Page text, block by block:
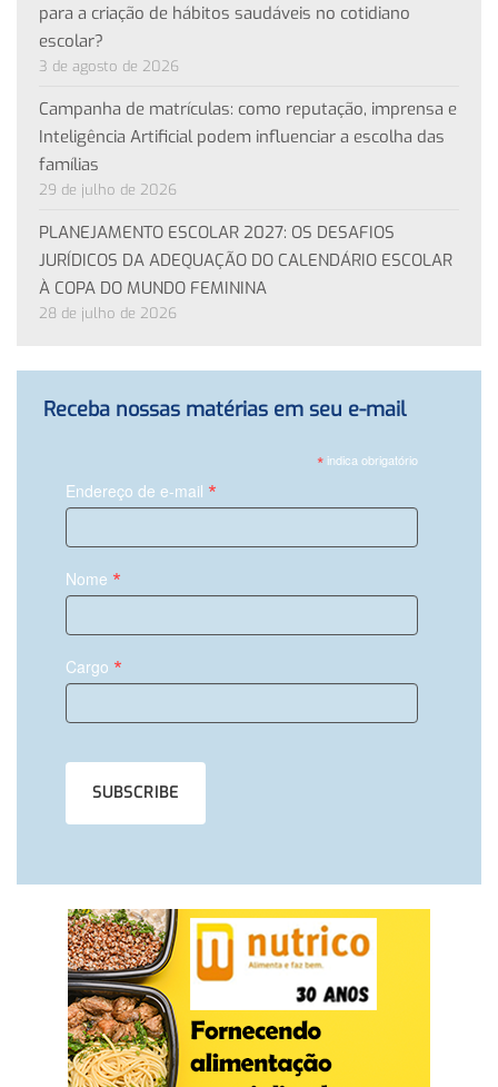
para a criação de hábitos saudáveis no cotidiano
escolar?
3 de agosto de 2026
Campanha de matrículas: como reputação, imprensa e
Inteligência Artificial podem influenciar a escolha das
famílias
29 de julho de 2026
PLANEJAMENTO ESCOLAR 2027: OS DESAFIOS
JURÍDICOS DA ADEQUAÇÃO DO CALENDÁRIO ESCOLAR
À COPA DO MUNDO FEMININA
28 de julho de 2026
Receba nossas matérias em seu e-mail
*indica obrigatório
Endereço de e-mail *
Nome *
Cargo *